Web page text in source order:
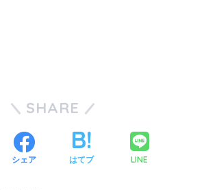
SHARE
シェア はてブ LINE